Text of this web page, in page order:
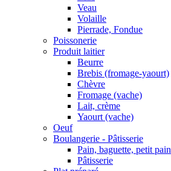
Veau
Volaille
Pierrade, Fondue
Poissonerie
Produit laitier
Beurre
Brebis (fromage-yaourt)
Chèvre
Fromage (vache)
Lait, crème
Yaourt (vache)
Oeuf
Boulangerie - Pâtisserie
Pain, baguette, petit pain
Pâtisserie